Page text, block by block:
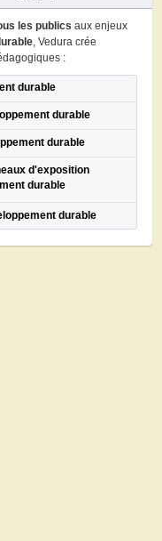
les publics aux enjeux
, Vedura crée
:
durable
durable
durable
d'exposition
durable
durable